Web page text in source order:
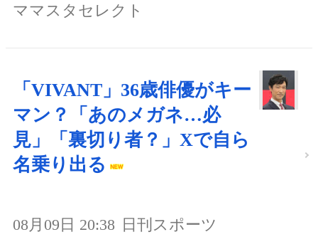
ママスタセレクト
「VIVANT」36歳俳優がキー
マン？「あのメガネ…必
見」「裏切り者？」Xで自ら
名乗り出る
08月09日 20:38 日刊スポーツ